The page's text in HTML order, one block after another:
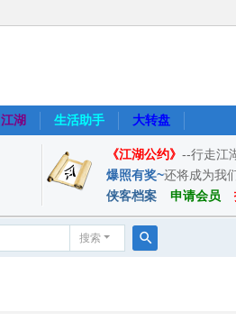
江湖 生活助手 大转盘
《江湖公约》 --行走江
爆照有奖~还将成为我
侠客档案
申请会员
搜索